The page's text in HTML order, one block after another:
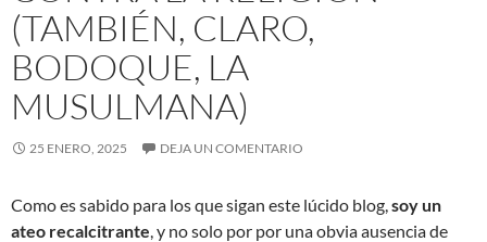
(TAMBIÉN, CLARO,
BODOQUE, LA
MUSULMANA)
25 ENERO, 2025 DEJA UN COMENTARIO
Como es sabido para los que sigan este lúcido blog,soy un
ateo recalcitrante, y no solo por por una obvia ausencia de